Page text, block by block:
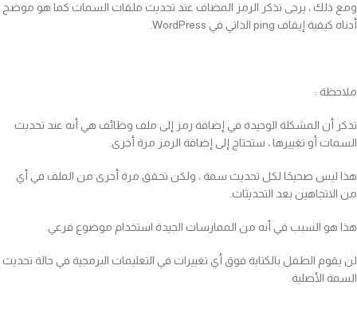
ومع ذلك ، يرجى تذكر الرمز المضاف عند تحديث ملفات السمات كما هو موضح
أدناه كيفية إيقاف ping الذاتي في WordPress.
ملاحظة :
تذكر أن المشكلة الوحيدة في إضافة رمز إلى ملف وظائف هي أنه عند تحديث
السمات أو تغييرها ، ستحتاج إلى إضافة الرمز مرة أخرى.
هذا ليس صحيحًا لكل تحديث سمة ، ولكن تحقق مرة أخرى من الملف في أي
من الاتجاهين بعد التحديثات.
هذا هو السبب في أنه من الممارسات الجيدة استخدام موضوع فرعي.
لن يقوم الطفل بالكتابة فوق أي تغييرات في التعليمات البرمجية في حالة تحديث
السمة الأصلية.